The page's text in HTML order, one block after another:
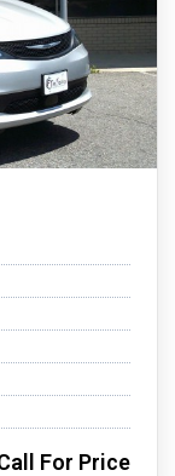
For Price